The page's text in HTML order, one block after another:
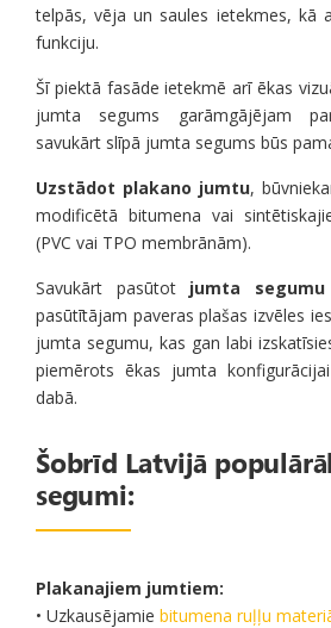
telpās, vēja un saules ietekmes, kā
funkciju.
Šī piektā fasāde ietekmē arī ēkas
jumta segums garāmgājējam
savukārt slīpā jumta segums būs
Uzstādot plakano jumtu,
modificētā bitumena vai
(PVC vai TPO membrānām).
Savukārt pasūtot jumta
pasūtītājam paveras plašas izvēles
jumta segumu, kas gan labi
piemērots ēkas jumta
dabā.
Šobrīd Latvijā
segumi:
Plakanajiem jumtiem:
• Uzkausējamie bitumena ruļļu